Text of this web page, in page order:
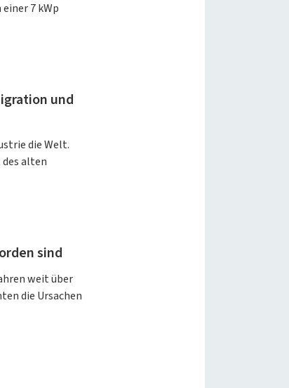
7 kWp
und
die Welt.
des alten
sind
weit über
die Ursachen